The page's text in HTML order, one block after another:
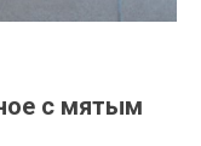
с мятым